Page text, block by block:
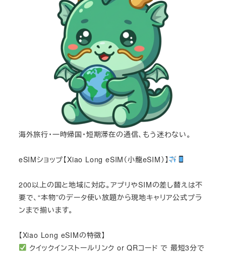
海外旅行・一時帰国・短期滞在の通信、もう迷わない。
eSIMショップ【Xiao Long eSIM（小龍eSIM）】
200以上の国と地域に対応。アプリやSIMの差し替えは不
要で、“本物”のデータ使い放題から現地キャリア公式プラ
ンまで揃います。
【Xiao Long eSIMの特徴】
クイックインストールリンク or QRコード で 最短3分で